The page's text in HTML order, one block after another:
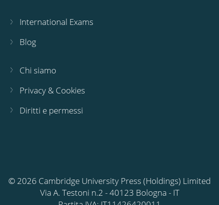
International Exams
Blog
Chi siamo
Privacy & Cookies
Diritti e permessi
© 2026 Cambridge University Press (Holdings) Limited
Via A. Testoni n.2 - 40123 Bologna - IT